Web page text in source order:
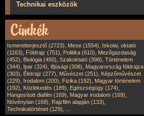
Technikai eszközök
Ismeretterjesztő (2723), Mese (1554), Iskolai, oktató
(1163), Földrajz (751), Politika (610), Mezőgazdaság
(452), Biológia (450), Szakoktató (398), Történelem
(344), Ipar (324), Ifjúsági (308), Magyarország földrajza
(303), Életrajz (277), Művészet (251), Képzőművészet
(229), Irodalom (200), Fizika (192), Magyar történelem
(192), Közlekedés (189), Egészségügy (174),
Hangosított diafilm (169), Magyar irodalom (169),
Növénytan (168), Rajzfilm alapján (133),
Technikatörténet (129),